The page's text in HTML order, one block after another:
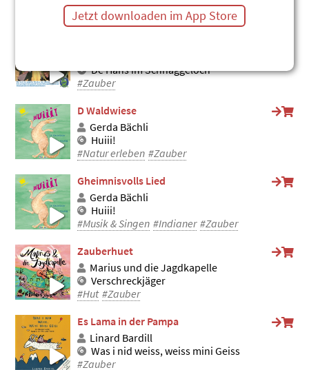
#Körper + Bewegen #Zauber #Erfinder
De Hans im Schnäggeloch
#Zauber
D Waldwiese
Gerda Bächli
Huiii!
#Natur erleben #Zauber
Gheimnisvolls Lied
Gerda Bächli
Huiii!
#Musik & Singen #Indianer #Zauber
Zauberhuet
Marius und die Jagdkapelle
Verschreckjäger
#Hut #Zauber
Es Lama in der Pampa
Linard Bardill
Was i nid weiss, weiss mini Geiss
#Zauber
Jetzt downloaden im App Store